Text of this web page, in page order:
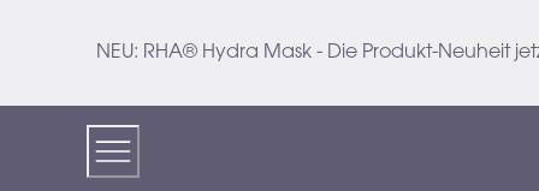
NEU: RHA®️ Hydra Mask - Die Produkt-Neuheit